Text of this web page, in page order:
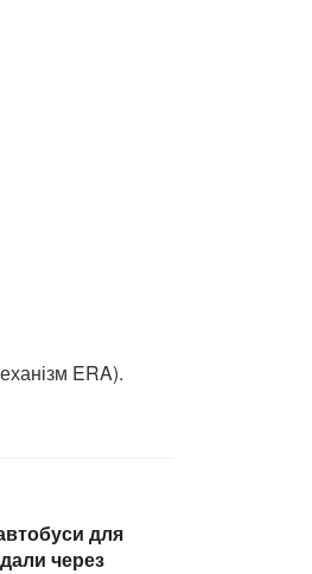
ERA).
для
через